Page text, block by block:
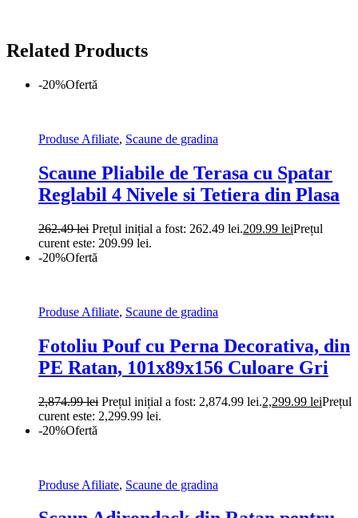
Related Products
-20%Ofertă
Produse Afiliate, Scaune de gradina
Scaune Pliabile de Terasa cu Spatar
Reglabil 4 Nivele si Tetiera din Plasa
262.49lei Prețul inițial a fost: 262.49 lei.209.99 leiPrețul
curent este: 209.99 lei.
-20%Ofertă
Produse Afiliate, Scaune de gradina
Fotoliu Pouf cu Perna Decorativa, din
PE Ratan, 101x89x156 Culoare Gri
2,874.99lei Prețul inițial a fost: 2,874.99 lei.2,299.99 leiPrețul
curent este: 2,299.99 lei.
-20%Ofertă
Produse Afiliate, Scaune de gradina